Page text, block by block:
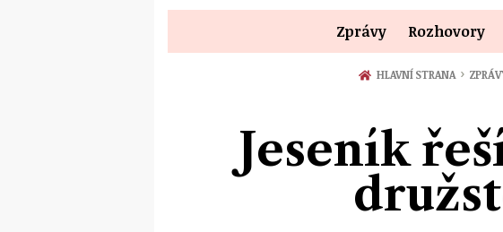
Zprávy Rozhovory
HLAVNÍ STRANA ›
Jeseník